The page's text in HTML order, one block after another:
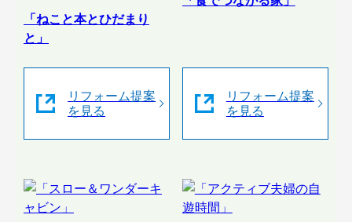
「ねこと本とひだまり
と」
リフォーム提案
を見る
リフォーム提案
を見る